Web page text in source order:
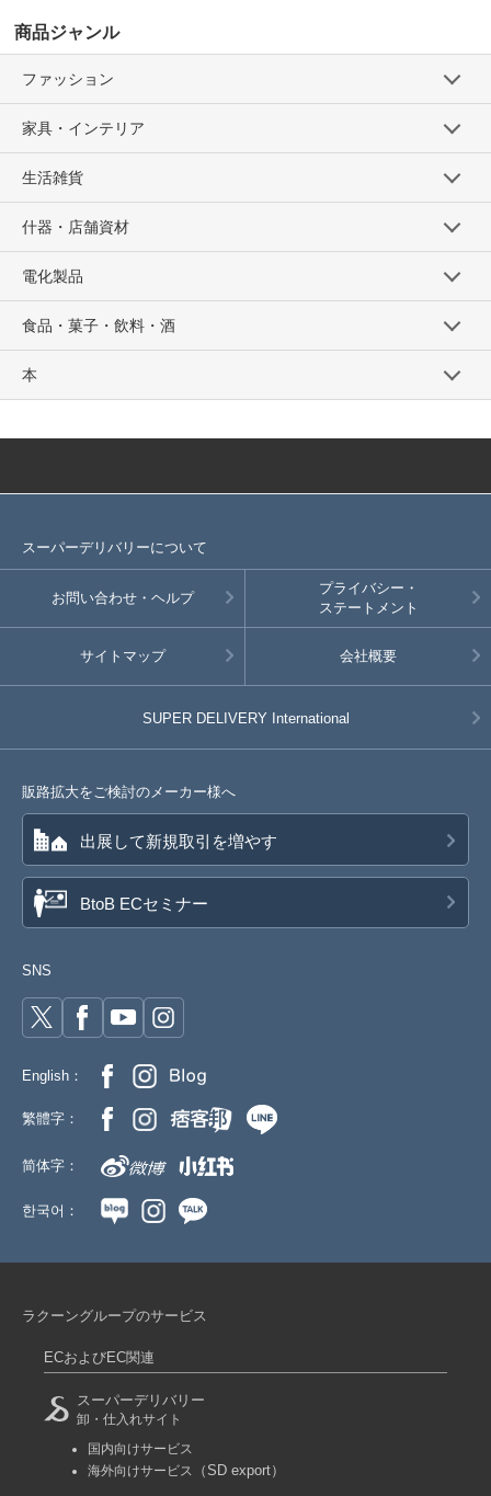
商品ジャンル
ファッション
家具・インテリア
生活雑貨
什器・店舗資材
電化製品
食品・菓子・飲料・酒
本
スーパーデリバリーについて
お問い合わせ・ヘルプ
プライバシー・
ステートメント
サイトマップ 会社概要
SUPER DELIVERY International
販路拡大をご検討のメーカー様へ
出展して新規取引を増やす
BtoB ECセミナー
SNS
English：
繁體字：
简体字：
한국어：
ラクーングループのサービス
ECおよびEC関連
スーパーデリバリー
卸・仕入れサイト
国内向けサービス
海外向けサービス
（SD export）